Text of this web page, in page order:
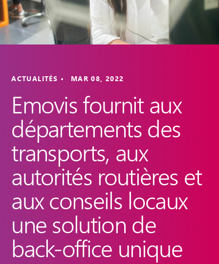
Contact
Carrières
FR
ACTUALITÉS • MAR 08, 2022
Emovis fournit aux
départements des
transports, aux
autorités routières et
aux conseils locaux
une solution de
back-office unique